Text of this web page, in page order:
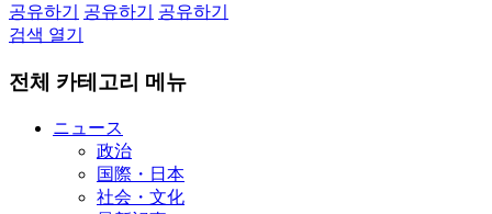
공유하기
공유하기
공유하기
검색 열기
전체 카테고리 메뉴
ニュース
政治
国際・日本
社会・文化